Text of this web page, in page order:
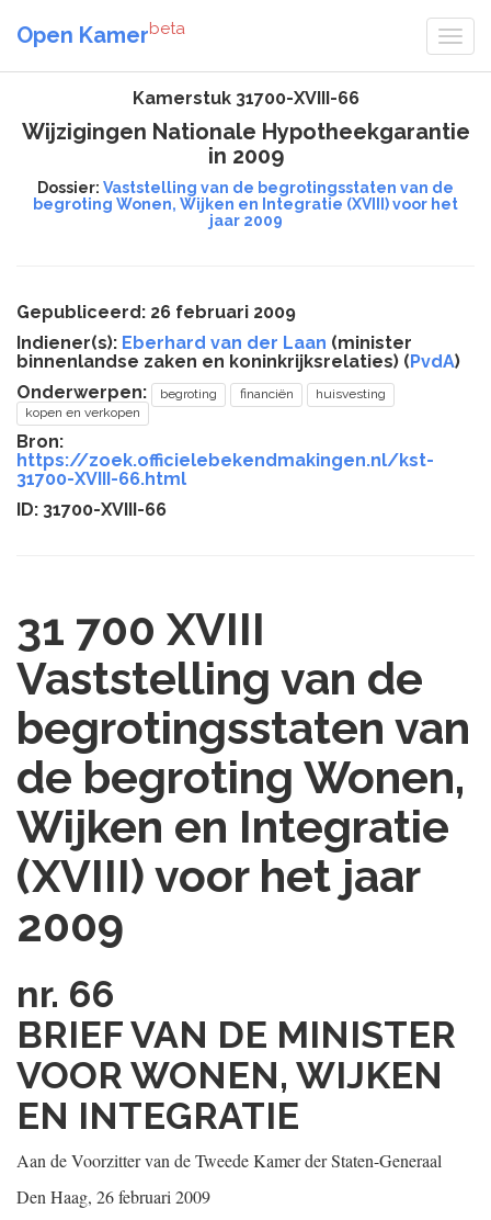
Open Kamerbeta
Kamerstuk 31700-XVIII-66
Wijzigingen Nationale Hypotheekgarantie
in 2009
Dossier: Vaststelling van de begrotingsstaten van de
begroting Wonen, Wijken en Integratie (XVIII) voor het
jaar 2009
Gepubliceerd: 26 februari 2009
Indiener(s): Eberhard van der Laan (minister
binnenlandse zaken en koninkrijksrelaties) (PvdA)
Onderwerpen:
begroting financiën
huisvesting
kopen en verkopen
Bron:
https://zoek.officielebekendmakingen.nl/kst-
31700-XVIII-66.html
ID: 31700-XVIII-66
31 700 XVIII
Vaststelling van de
begrotingsstaten van
de begroting Wonen,
Wijken en Integratie
(XVIII) voor het jaar
2009
nr. 66
BRIEF VAN DE MINISTER
VOOR WONEN, WIJKEN
EN INTEGRATIE
Aan de Voorzitter van de Tweede Kamer der Staten-Generaal
Den Haag, 26 februari 2009